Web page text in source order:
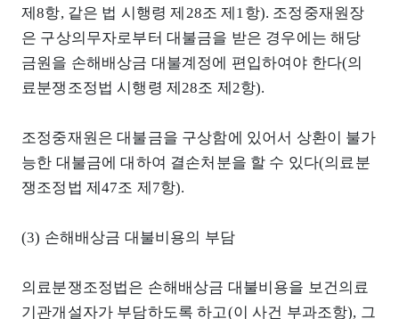
제8항, 같은 법 시행령 제28조 제1항). 조정중재원장
은 구상의무자로부터 대불금을 받은 경우에는 해당
금원을 손해배상금 대불계정에 편입하여야 한다(의
료분쟁조정법 시행령 제28조 제2항).
조정중재원은 대불금을 구상함에 있어서 상환이 불가
능한 대불금에 대하여 결손처분을 할 수 있다(의료분
쟁조정법 제47조 제7항).
(3) 손해배상금 대불비용의 부담
의료분쟁조정법은 손해배상금 대불비용을 보건의료
기관개설자가 부담하도록 하고(이 사건 부과조항), 그